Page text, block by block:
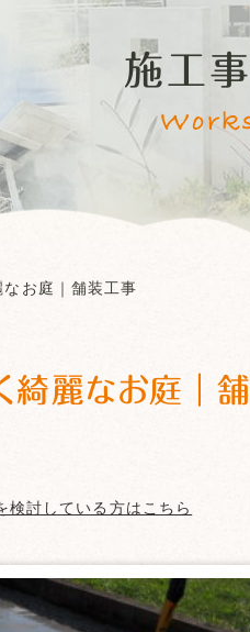
施工
お庭｜舗装工事
綺麗なお庭｜
検討している方はこちら